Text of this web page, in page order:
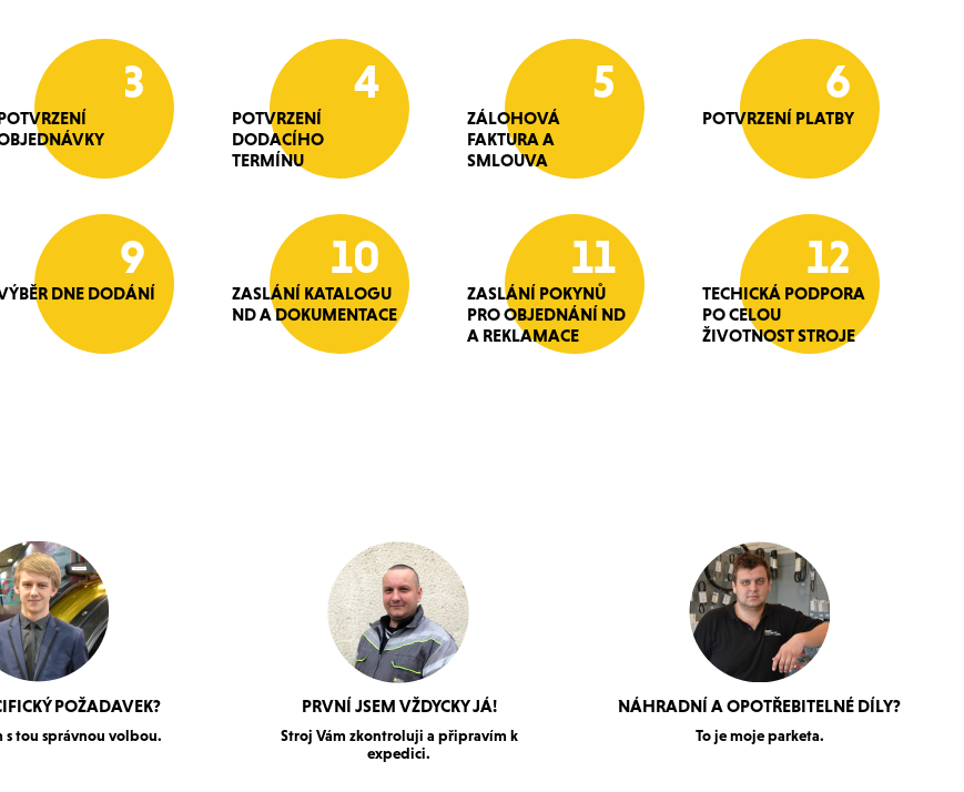
3 4
POTVRZENÍ
DODACÍHO
TERMÍNU
5
ZÁLOHOVÁ
FAKTURA A
SMLOUVA
6
POTVRZENÍ PLATBY
9
DNE DODÁNÍ
10
ZASLÁNÍ KATALOGU
ND A DOKUMENTACE
11
ZASLÁNÍ POKYNŮ
PRO OBJEDNÁNÍ ND
A REKLAMACE
12
TECHICKÁ PODPORA
PO CELOU
ŽIVOTNOST STROJE
POŽADAVEK?
s tou správnou volbou.
PRVNÍ JSEM VŽDYCKY JÁ!
Stroj Vám zkontroluji a připravím k
expedici.
NÁHRADNÍ A OPOTŘEBITELNÉ DÍLY?
To je moje parketa.